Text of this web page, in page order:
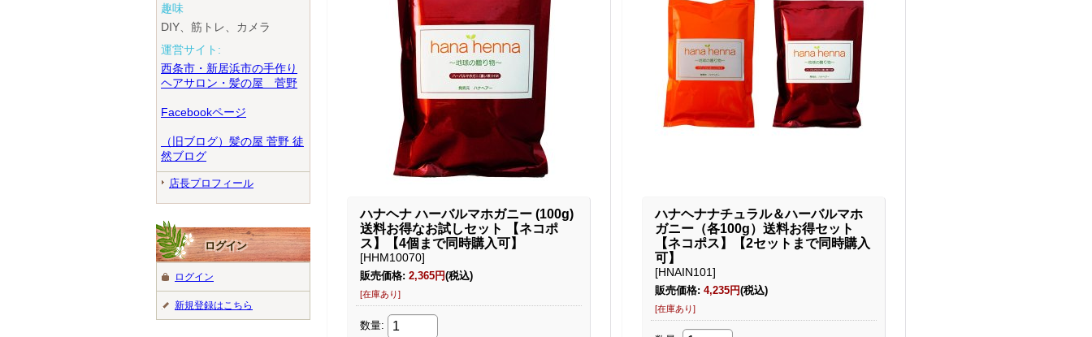
趣味
DIY、筋トレ、カメラ
運営サイト:
西条市・新居浜市の手作り
ヘアサロン・髪の屋 菅野
Facebookページ
（旧ブログ）髪の屋 菅野 徒
然ブログ
店長プロフィール
ログイン
ログイン
新規登録はこちら